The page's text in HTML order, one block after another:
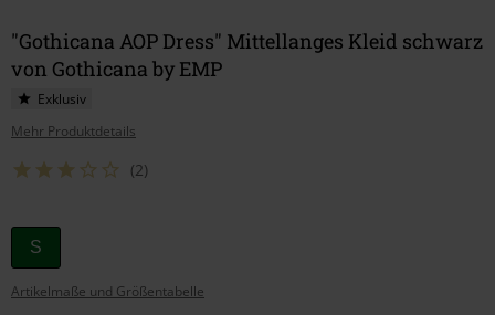
"Gothicana AOP Dress" Mittellanges Kleid schwarz
von Gothicana by EMP
Exklusiv
Mehr Produktdetails
(2)
Wähle
deine
Größe
S
Artikelmaße und Größentabelle